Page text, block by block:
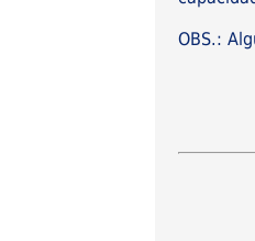
OBS.: